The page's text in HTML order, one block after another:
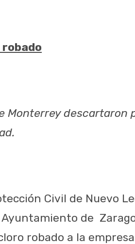
Monterrey descartaron
Civil de Nuevo
de
robado a la